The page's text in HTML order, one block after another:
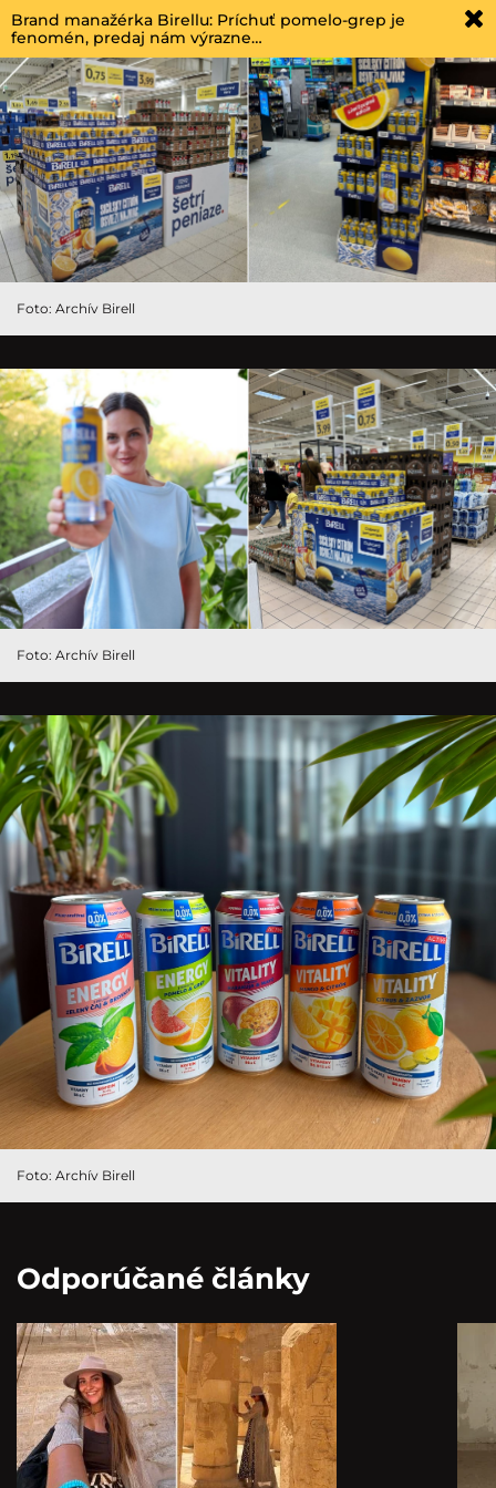
Brand manažérka Birellu: Príchuť pomelo-grep je
fenomén, predaj nám výrazne…
Foto: Archív Birell
Foto: Archív Birell
Foto: Archív Birell
Odporúčané články